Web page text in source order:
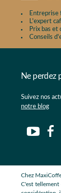
Entreprise
L'expert
Prix bas et
Conseils
Ne perdez
Suivez nos
notre blog
Chez
C'est tellement